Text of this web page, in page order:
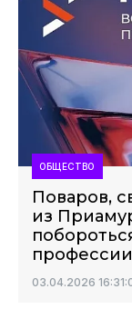
ОБЩЕСТВО
Поваров,
из
03.04.2026